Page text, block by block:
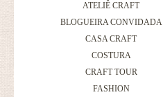
ATELIÊ CRAFT
BLOGUEIRA CONVIDADA
CASA CRAFT
COSTURA
CRAFT TOUR
FASHION